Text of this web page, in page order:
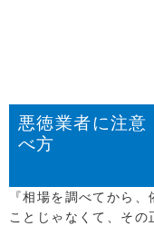
悪徳業者に注意
べ方
『相場を調べてから
ことじゃなくて、その